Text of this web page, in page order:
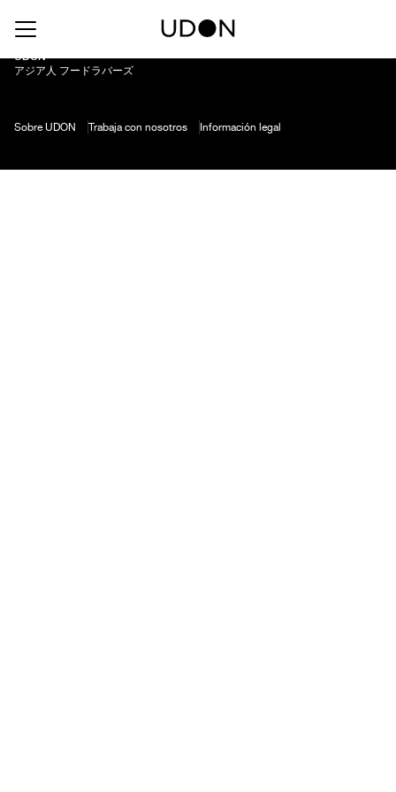
UDON
アジア人 フードラバーズ
Sobre UDON Trabaja con nosotros Información legal